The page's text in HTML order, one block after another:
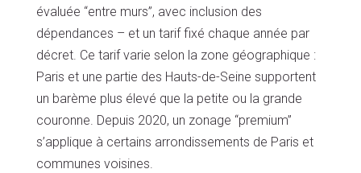
évaluée “entre murs”, avec inclusion des
dépendances – et un tarif fixé chaque année par
décret. Ce tarif varie selon la zone géographique :
Paris et une partie des Hauts-de-Seine supportent
un barème plus élevé que la petite ou la grande
couronne. Depuis 2020, un zonage “premium”
s’applique à certains arrondissements de Paris et
communes voisines.